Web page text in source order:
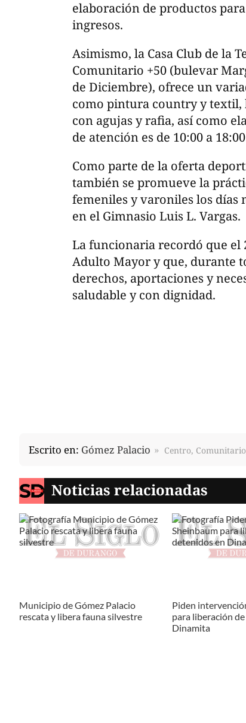
elaboración de productos
ingresos.
Asimismo, la Casa Club de la
Comunitario +50 (bulevar
de Diciembre), ofrece un
como pintura country y textil,
con agujas y rafia, así como
de atención es de 10:00 a
Como parte de la oferta
también se promueve la
femeniles y varoniles los días
en el Gimnasio Luis L. Vargas.
La funcionaria recordó que el
Adulto Mayor y que, durante
derechos, aportaciones y
saludable y con dignidad.
Escrito en: Gómez Palacio Centro,
Noticias relacionadas
Municipio de Gómez Palacio
rescata y libera fauna silvestre
Piden
para liberación
Dinamita